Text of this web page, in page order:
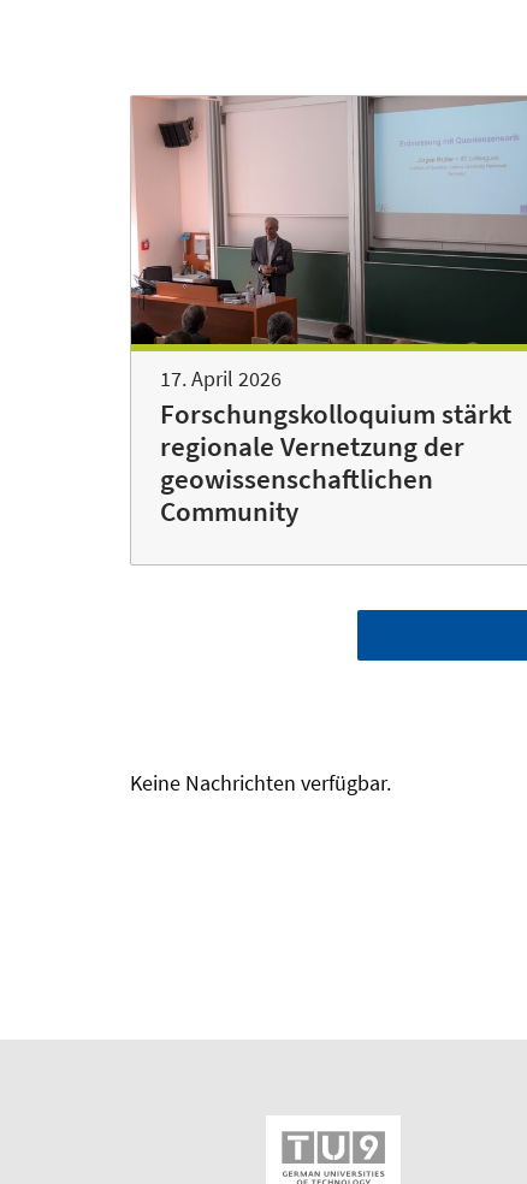
17. April 2026
Forschungskolloquium stärkt
regionale Vernetzung der
geowissenschaftlichen
Community
Keine Nachrichten verfügbar.